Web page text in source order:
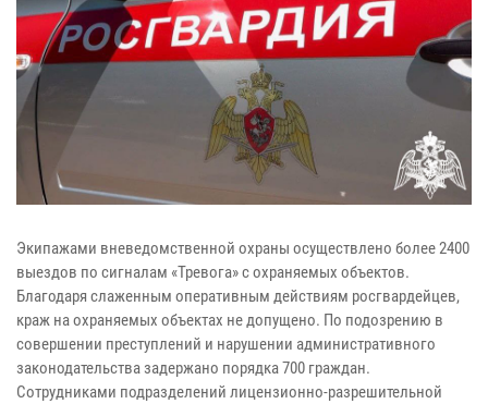
Экипажами вневедомственной охраны осуществлено более 2400
выездов по сигналам «Тревога» с охраняемых объектов.
Благодаря слаженным оперативным действиям росгвардейцев,
краж на охраняемых объектах не допущено. По подозрению в
совершении преступлений и нарушении административного
законодательства задержано порядка 700 граждан.
Сотрудниками подразделений лицензионно-разрешительной